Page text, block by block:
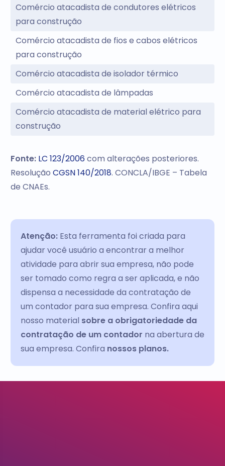
Comércio atacadista de condutores elétricos
para construção
Comércio atacadista de fios e cabos elétricos
para construção
Comércio atacadista de isolador térmico
Comércio atacadista de lâmpadas
Comércio atacadista de material elétrico para
construção
Fonte: LC 123/2006com alterações posteriores.
ResoluçãoCGSN 140/2018. CONCLA/IBGE – Tabela
de CNAEs.
Atenção:Esta ferramenta foi criada para
ajudar você usuário a encontrar a melhor
atividade para abrir sua empresa, não pode
ser tomado como regra a ser aplicada, e não
dispensa a necessidade da contratação de
um contador para sua empresa. Confira aqui
nosso material sobre a obrigatoriedade da
contratação de um contador na abertura de
sua empresa. Confira nossos planos.